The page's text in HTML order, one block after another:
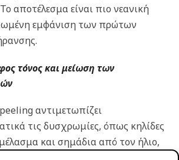
αποτέλεσμα είναι πιο νεανική
εμφάνιση των πρώτων
τόνος και μείωση των
αντιμετωπίζει
τις δυσχρωμίες, όπως κηλίδες
και σημάδια από τον ήλιο,